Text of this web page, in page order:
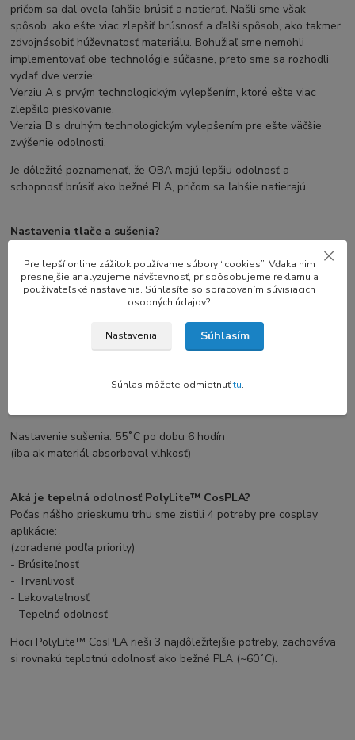
pričom sa dal oveľa ľahšie brúsiť a natierať. Našli sme však
spôsob, ako ešte viac zlepšiť brúsnosť a ďalší spôsob, ako takmer
zdvojnásobiť húževnatosť materiálu. Bohužiaľ sme nemohli
implementovať obe technológie súčasne, preto sme sa rozhodli
vydať dve verzie:
Verziu A s prvým technologickým vylepšením, ktoré ešte viac
zlepšilo pieskovanie.
Verzia B s druhým technologickým vylepšením pre ešte väčšie
zvýšenie odolnosti.
Je dôležité poznamenať, že OBA majú lepšiu odolnosť a
schopnosť brúsiť ako bežné PLA, pričom sa ľahšie natierajú.
Nastavenia tlače a sušenia?
Teplota lôžka: 30˚C - 60˚C
Rýchlosť tlače: 30 mm/s - 70 mm/s
Ventilátor: ZAPNUTÝ
Vzdialenosť zasúvania: 1 mm
zasúvanie Vzdialenosť: 3 mm
Nastavenie sušenia: 55˚C po dobu 6 hodín
(iba ak materiál absorboval vlhkosť)
Aká je tepelná odolnosť PolyLite™ CosPLA?
Počas nášho prieskumu trhu sme zistili 4 potreby pre cosplay
aplikácie:
(zoradené podľa priority)
- Brúsiteľnosť
- Trvanlivosť
- Lakovateľnosť
- Tepelná odolnosť
Hoci PolyLite™ CosPLA rieši 3 najdôležitejšie potreby, zachováva
si rovnakú teplotnú odolnosť ako bežné PLA (~60˚C).
Pre lepší online zážitok používame súbory “cookies”. Vďaka nim
presnejšie analyzujeme návštevnosť, prispôsobujeme reklamu a
používateľské nastavenia. Súhlasíte so spracovaním súvisiacich
osobných údajov?
Nastavenia Súhlasím
Súhlas môžete odmietnuťtu.